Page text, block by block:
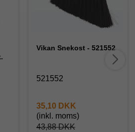
Vikan Snekost - 521552
521552
43,88 DKK
35,10 DKK
(inkl. moms)